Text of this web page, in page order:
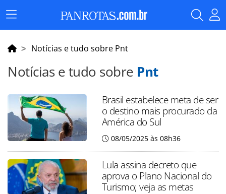
Menu
Principal
Notícias e tudo sobre Pnt
Notícias e tudo sobre Pnt
Brasil estabelece meta de ser
o destino mais procurado da
América do Sul
08/05/2025 às 08h36
Lula assina decreto que
aprova o Plano Nacional do
Turismo; veja as metas